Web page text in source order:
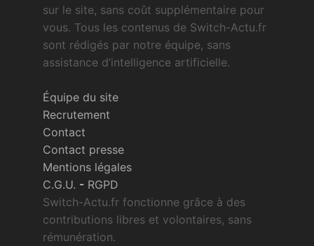
sur le site, sans coût supplémentaire pour
vous. Tous les contenus de Switch-Actu.fr
sont rédigés par notre équipe, sans
assistance d’intelligence artificielle.
Équipe du site
Recrutement
Contact
Contact presse
Mentions légales
C.G.U. - RGPD
Switch-Actu.fr fonctionne grâce à des
contributions libres et volontaires, sans
rémunération.